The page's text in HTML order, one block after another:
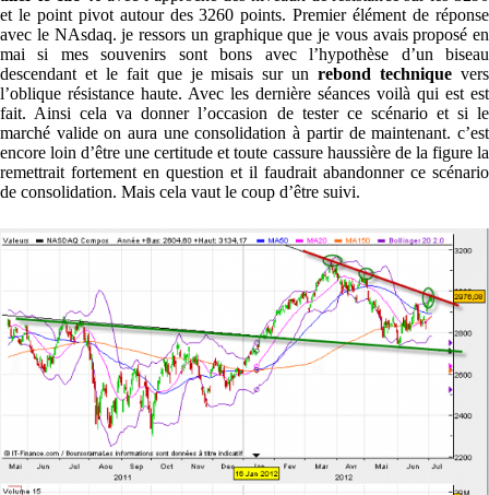
et le point pivot autour des 3260 points. Premier élément de réponse
avec le NAsdaq. je ressors un graphique que je vous avais proposé en
mai si mes souvenirs sont bons avec l’hypothèse d’un biseau
descendant et le fait que je misais sur un rebond technique vers
l’oblique résistance haute. Avec les dernière séances voilà qui est est
fait. Ainsi cela va donner l’occasion de tester ce scénario et si le
marché valide on aura une consolidation à partir de maintenant. c’est
encore loin d’être une certitude et toute cassure haussière de la figure la
remettrait fortement en question et il faudrait abandonner ce scénario
de consolidation. Mais cela vaut le coup d’être suivi.